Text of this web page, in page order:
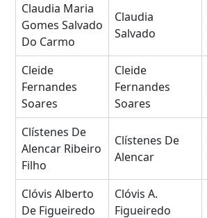
Claudia Maria
Gomes Salvado
Do Carmo
Claudia
Salvado
Cleide
Fernandes
Soares
Cleide
Fernandes
Soares
Clístenes De
Alencar Ribeiro
Filho
Clístenes De
Alencar
Clóvis Alberto
De Figueiredo
Clóvis A.
Figueiredo